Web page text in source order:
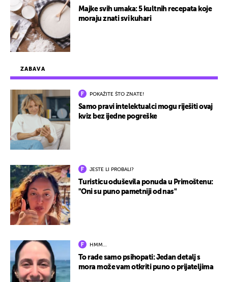
ZABAVA
POKAŽITE ŠTO ZNATE!
Samo pravi intelektualci mogu riješiti ovaj
kviz bez ijedne pogreške
JESTE LI PROBALI?
Turisticu oduševila ponuda u Primoštenu:
"Oni su puno pametniji od nas"
HMM…
To rade samo psihopati: Jedan detalj s
mora može vam otkriti puno o prijateljima
Majke svih umaka: 5 kultnih recepata koje
moraju znati svi kuhari